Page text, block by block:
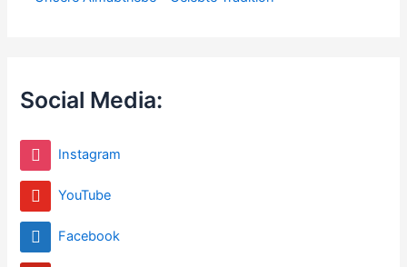
Social Media:
Instagram
YouTube
Facebook